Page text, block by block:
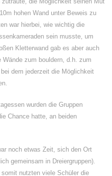
hohen Wand unter Beweis zu
war hierbei, wie wichtig die
sein musste, um
Kletterwand gab es aber auch
zum bouldern, d.h. zum
dem jederzeit die Möglichkeit
wurden die Gruppen
Chance hatte, an beiden
noch etwas Zeit, sich den Ort
gemeinsam in Dreiergruppen).
nutzten viele Schüler die